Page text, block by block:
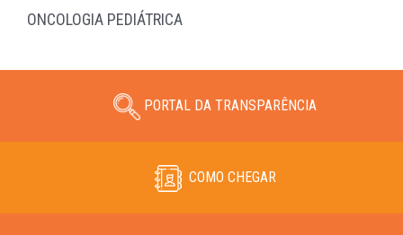
ONCOLOGIA PEDIÁTRICA
PORTAL DA TRANSPARÊNCIA
COMO CHEGAR